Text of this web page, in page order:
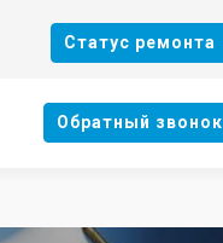
Cтатус ремонта
Oбратный звонок